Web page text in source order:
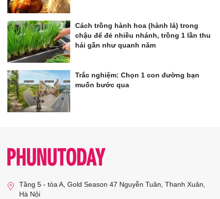
Cách trồng hành hoa (hành lá) trong
chậu để đẻ nhiều nhánh, trồng 1 lần thu
hái gần như quanh năm
Trắc nghiệm: Chọn 1 con đường bạn
muốn bước qua
Tầng 5 - tòa A, Gold Season 47 Nguyễn Tuân, Thanh Xuân,
Hà Nội